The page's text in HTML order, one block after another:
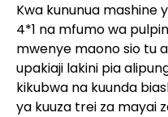
Kwa kununua mashine
4*1 na mfumo wa
mwenye maono sio tu
upakiaji lakini pia
kikubwa na kuunda
ya kuuza trei za mayai